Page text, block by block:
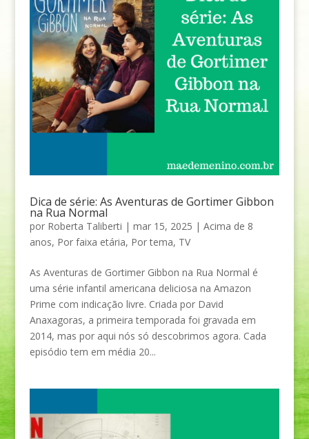
Dica de série: As Aventuras de Gortimer Gibbon
na Rua Normal
por Roberta Taliberti | mar 15, 2025 | Acima de 8
anos, Por faixa etária, Por tema, TV
As Aventuras de Gortimer Gibbon na Rua Normal é
uma série infantil americana deliciosa na Amazon
Prime com indicação livre. Criada por David
Anaxagoras, a primeira temporada foi gravada em
2014, mas por aqui nós só descobrimos agora. Cada
episódio tem em média 20...